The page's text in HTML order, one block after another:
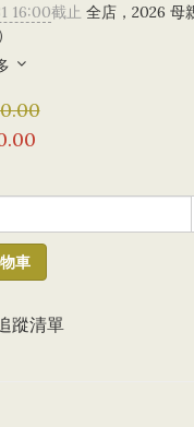
16:00截止 全店，2026 母
車
蹤清單